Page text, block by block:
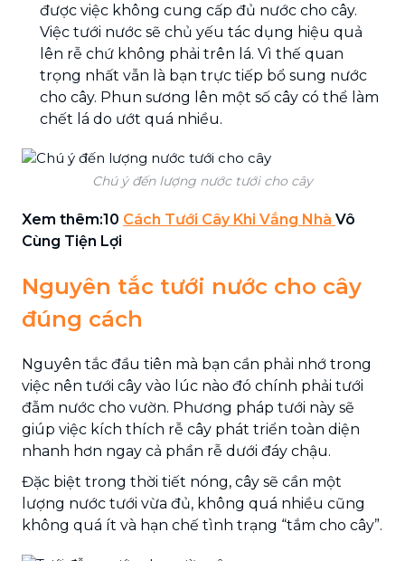
được việc không cung cấp đủ nước cho cây.
Việc tưới nước sẽ chủ yếu tác dụng hiệu quả
lên rễ chứ không phải trên lá. Vì thế quan
trọng nhất vẫn là bạn trực tiếp bổ sung nước
cho cây. Phun sương lên một số cây có thể làm
chết lá do ướt quá nhiều.
Chú ý đến lượng nước tưới cho cây
Xem thêm:10 Cách Tưới Cây Khi Vắng Nhà Vô
Cùng Tiện Lợi
Nguyên tắc tưới nước cho cây
đúng cách
Nguyên tắc đầu tiên mà bạn cần phải nhớ trong
việc nên tưới cây vào lúc nào đó chính phải tưới
đẫm nước cho vườn. Phương pháp tưới này sẽ
giúp việc kích thích rễ cây phát triển toàn diện
nhanh hơn ngay cả phần rễ dưới đáy chậu.
Đặc biệt trong thời tiết nóng, cây sẽ cần một
lượng nước tưới vừa đủ, không quá nhiều cũng
không quá ít và hạn chế tình trạng “tắm cho cây”.